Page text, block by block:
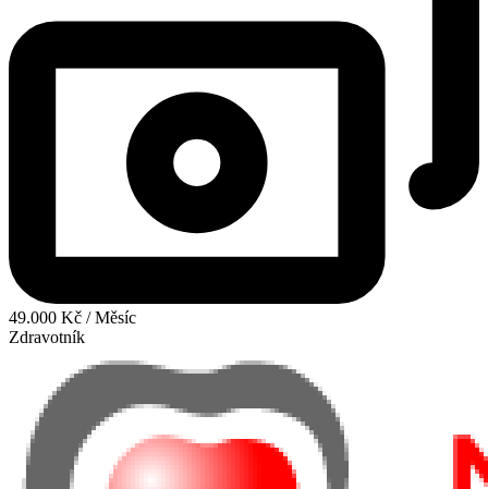
49.000 Kč / Měsíc
Zdravotník